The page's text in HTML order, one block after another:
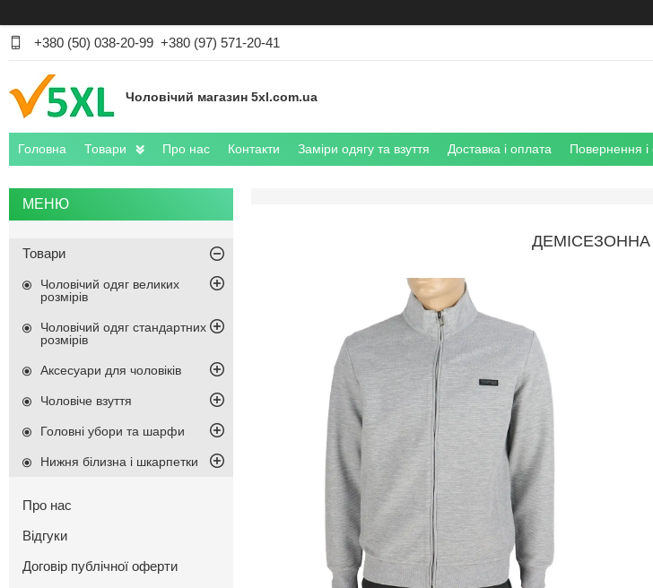
+380 (50) 038-20-99 +380 (97) 571-20-41
Чоловічий магазин 5xl.com.ua
Головна Товари Про нас Контакти Заміри одягу та взуття Доставка і оплата Повернення і
ДЕМІСЕЗОННА
Товари
Чоловічий одяг великих
розмірів
Чоловічий одяг стандартних
розмірів
Аксесуари для чоловіків
Чоловіче взуття
Головні убори та шарфи
Нижня білизна і шкарпетки
Про нас
Відгуки
Договір публічної оферти